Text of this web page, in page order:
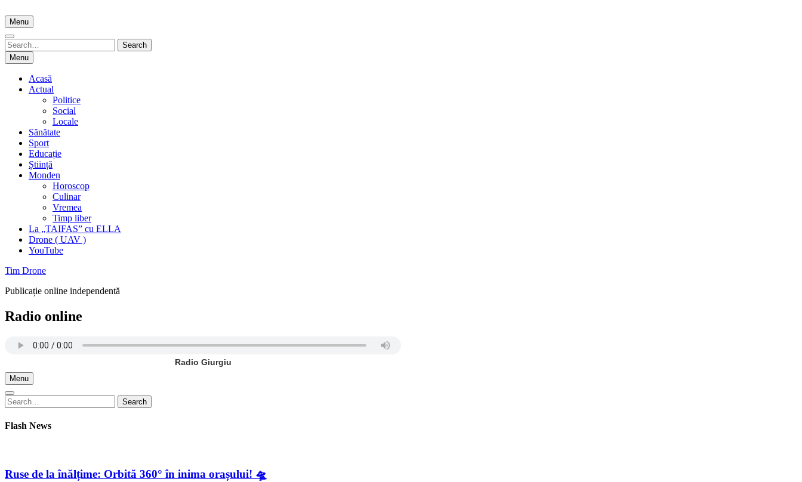
to
content
Menu
Search
for:
Search
Menu
Acasă
Actual
Politice
Social
Locale
Sănătate
Sport
Educație
Știință
Monden
Horoscop
Culinar
Vremea
Timp liber
La „TAIFAS” cu ELLA
Drone ( UAV )
YouTube
Tim Drone
Publicație online independentă
Radio online
Radio Giurgiu
Menu
Search
for:
Search
Flash News
Ruse de la înălțime: Orbită 360° în inima orașului! 🛸